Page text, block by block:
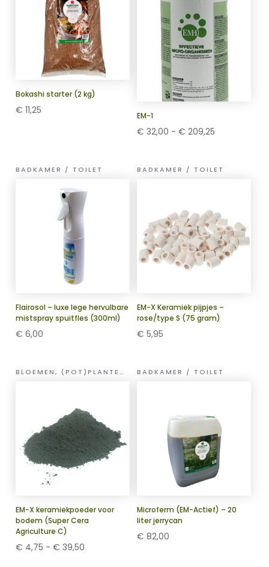
Bokashi starter (2 kg)
€ 11,25 EM-1
€ 32,00 - € 209,25
€ 209,25
BADKAMER / TOILET
Flairosol – luxe lege hervulbare
mistspray spuitfles (300ml)
€ 6,00
BADKAMER / TOILET
EM-X Keramiek pijpjes –
rose/type S (75 gram)
€ 5,95
BLOEMEN, (POT)PLANTEN EN GROENTEN
EM-X keramiekpoeder voor
bodem (Super Cera
Agriculture C)
€ 4,75 - € 39,50
BADKAMER / TOILET
Microferm (EM-Actief) – 20
liter jerrycan
€ 82,00